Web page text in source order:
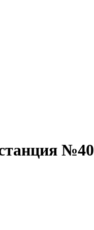
№40